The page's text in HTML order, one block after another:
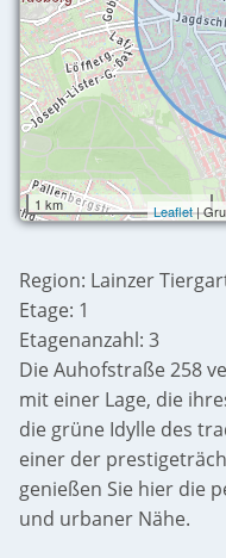
1 km Leaflet|
Region: Lainzer
Etage: 1
Etagenanzahl: 3
Die Auhofstraße 258
mit einer Lage, die
die grüne Idylle des
einer der
genießen Sie hier die
und urbaner Nähe.